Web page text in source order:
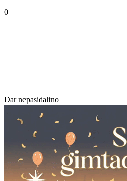
0
Dar nepasidalino